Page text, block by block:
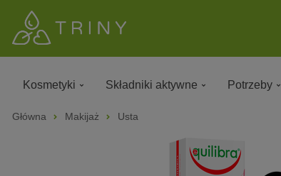
Kosmetyki Składniki aktywne Potrzeby
Główna Makijaż Usta